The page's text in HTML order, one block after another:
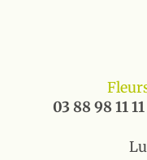
03 88 98 11